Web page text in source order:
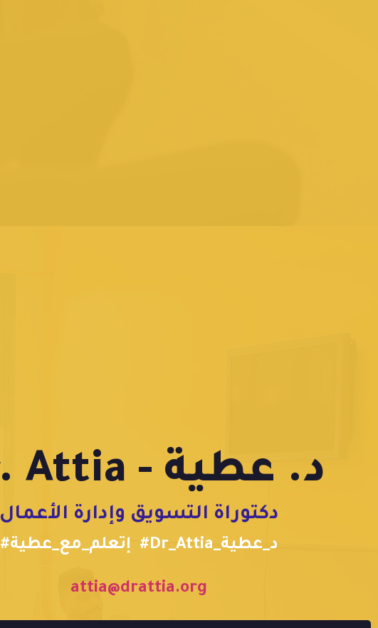
Dr. Attia - د. عطية
دكتوراة التسويق وإدارة الأعمال
#إتعلم_مع_عطية #Dr_Attia_د_عطية
attia@drattia.org